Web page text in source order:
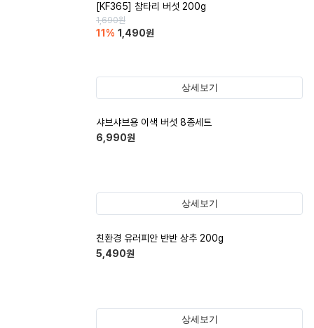
[KF365] 참타리 버섯 200g
1,690원
11 % 1,490원
상세보기
샤브샤브용 이색 버섯 8종세트
6,990원
상세보기
친환경 유러피안 반반 상추 200g
5,490원
상세보기